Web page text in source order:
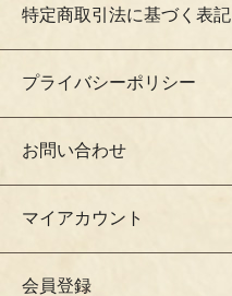
特定商取引法に基づく表記
プライバシーポリシー
お問い合わせ
マイアカウント
会員登録